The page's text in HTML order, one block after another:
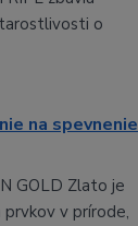
o
na spevnenie
GOLD Zlato je
prvkov v prírode,